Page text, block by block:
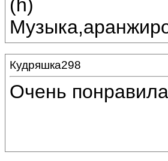
(h)
Кудряшка298
Очень